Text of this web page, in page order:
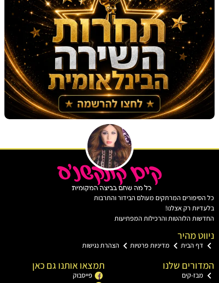
המרתקים מעולם הבידור והתרבות
רק אצלנו!
הלוהטות והרכילות המפתיעות
מהיר
הבית מדיניות פרטיות הצהרת נגישות
שלנו
קים
תמצאו אותנו גם כאן
פייסבוק